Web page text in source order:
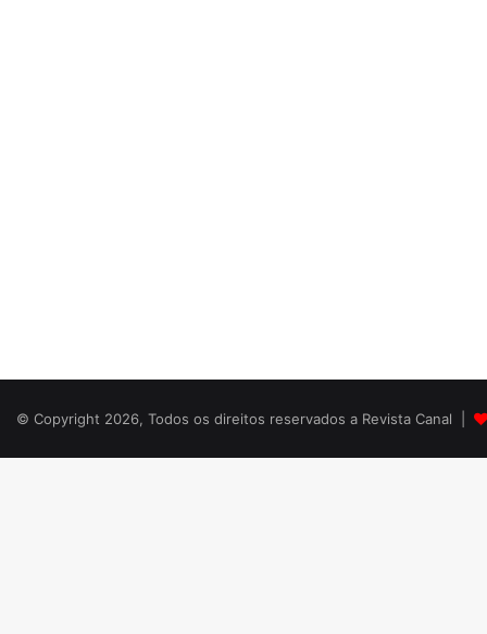
© Copyright 2026, Todos os direitos reservados a Revista Canal |